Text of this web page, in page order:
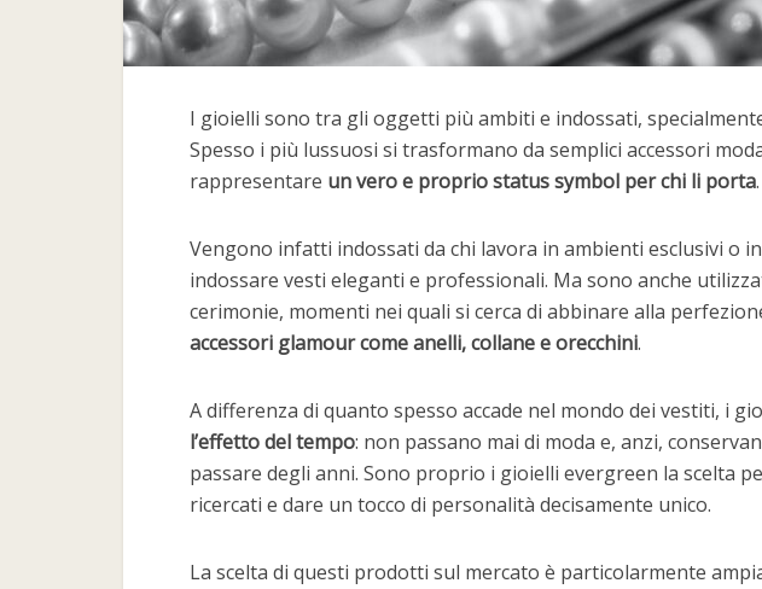
I gioielli sono tra gli oggetti più ambiti e indossati,
Spesso i più lussuosi si trasformano da semplici accessori
rappresentare un vero e proprio status symbol per chi li porta.
Vengono infatti indossati da chi lavora in ambienti esclusivi o
indossare vesti eleganti e professionali. Ma sono anche
cerimonie, momenti nei quali si cerca di abbinare alla
accessori glamour come anelli, collane e orecchini.
A differenza di quanto spesso accade nel mondo dei vestiti, i
l’effetto del tempo: non passano mai di moda e, anzi,
passare degli anni. Sono proprio i gioielli evergreen la scelta
ricercati e dare un tocco di personalità decisamente unico.
La scelta di questi prodotti sul mercato è particolarmente